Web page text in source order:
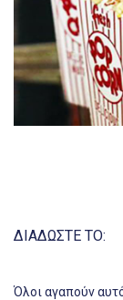
ΔΙΑΔΩΣΤΕ ΤΟ:
Όλοι αγαπούν